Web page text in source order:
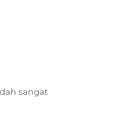
sangat